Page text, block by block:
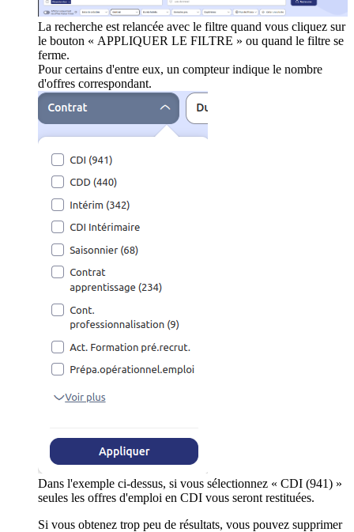
La recherche est relancée avec le filtre quand vous cliquez sur
le bouton « APPLIQUER LE FILTRE » ou quand le filtre se
ferme.
Pour certains d'entre eux, un compteur indique le nombre
d'offres correspondant.
Dans l'exemple ci-dessus, si vous sélectionnez « CDI (941) »
seules les offres d'emploi en CDI vous seront restituées.
Si vous obtenez trop peu de résultats, vous pouvez supprimer